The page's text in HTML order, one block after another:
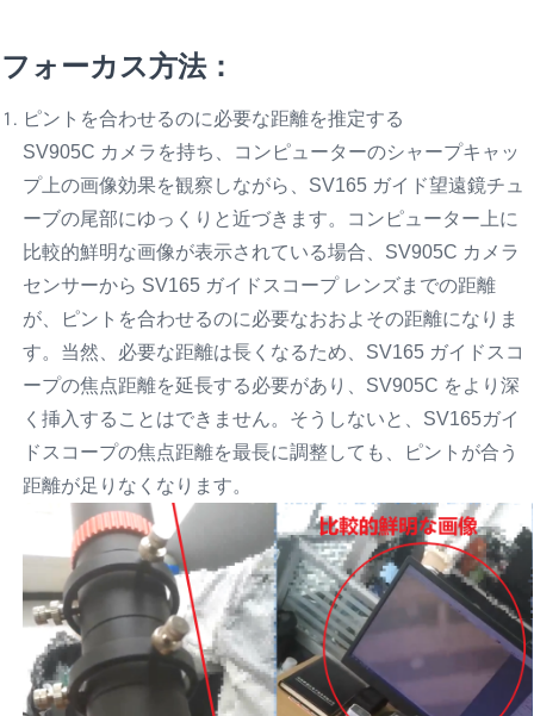
フォーカス方法：
ピントを合わせるのに必要な距離を推定する
SV905C カメラを持ち、コンピューターのシャープキャッ
プ上の画像効果を観察しながら、SV165 ガイド望遠鏡チュ
ーブの尾部にゆっくりと近づきます。コンピューター上に
比較的鮮明な画像が表示されている場合、SV905C カメラ
センサーから SV165 ガイドスコープ レンズまでの距離
が、ピントを合わせるのに必要なおおよその距離になりま
す。当然、必要な距離は長くなるため、SV165 ガイドスコ
ープの焦点距離を延長する必要があり、SV905C をより深
く挿入することはできません。そうしないと、SV165ガイ
ドスコープの焦点距離を最長に調整しても、ピントが合う
距離が足りなくなります。